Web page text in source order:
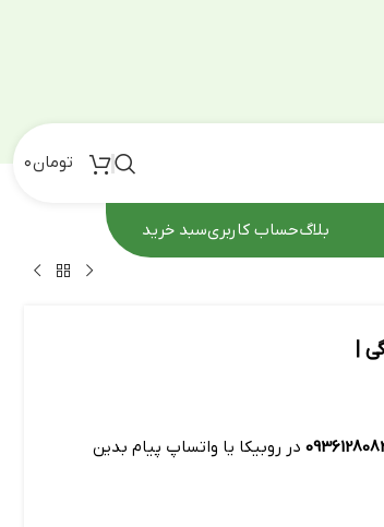
تومان
بلاگحساب کاربریسبد خرید
|
در روبیکا یا واتساپ پیام بدین